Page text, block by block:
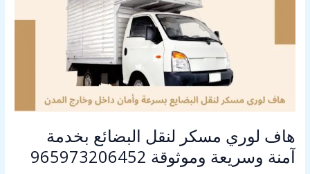
هاف لوري مسكر لنقل البضائع بخدمة
آمنة وسريعة وموثوقة 965973206452
965973206452